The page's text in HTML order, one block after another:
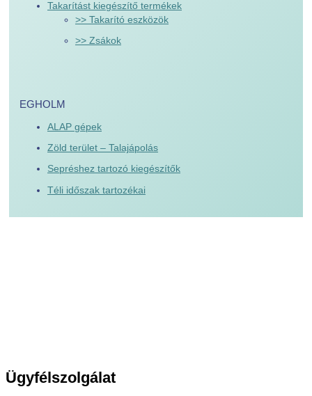
Takarítást kiegészítő termékek
>> Takarító eszközök
>> Zsákok
EGHOLM
ALAP gépek
Zöld terület – Talajápolás
Sepréshez tartozó kiegészítők
Téli időszak tartozékai
Ügyfélszolgálat